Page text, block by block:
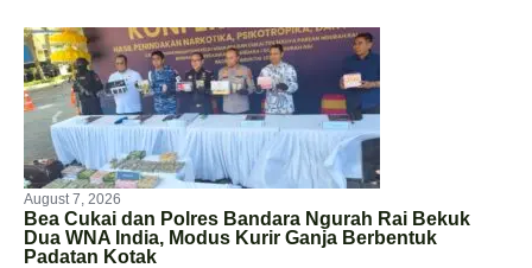
August 7, 2026
Bea Cukai dan Polres Bandara Ngurah Rai Bekuk
Dua WNA India, Modus Kurir Ganja Berbentuk
Padatan Kotak